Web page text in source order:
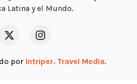
Latina y el Mundo.
por Intriper. Travel Media.